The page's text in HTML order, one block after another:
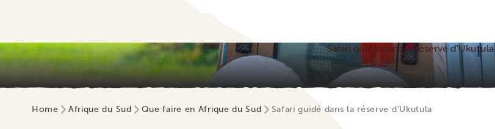
Safari guidé dans la réserve d'Ukutula
Home Afrique du Sud Que faire en Afrique du Sud Safari guidé dans la réserve d’Ukutula